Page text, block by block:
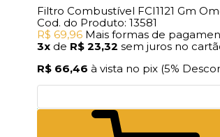
Filtro Combustível FCI1121 Gm
Cod. do Produto: 13581
R$ 69,96 Mais formas de
3x de R$ 23,32 sem juros no
R$ 66,46 à vista no pix (5%